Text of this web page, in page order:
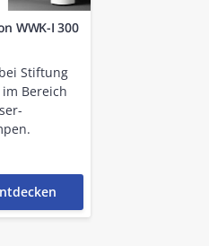
WWK-I 300
Stiftung
Bereich